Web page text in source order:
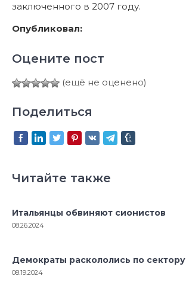
заключенного в 2007 году.
Опубликовал:
Оцените пост
(ещё не оценено)
Поделиться
Читайте также
Итальянцы обвиняют сионистов
08.26.2024
Демократы раскололись по сектору
08.19.2024